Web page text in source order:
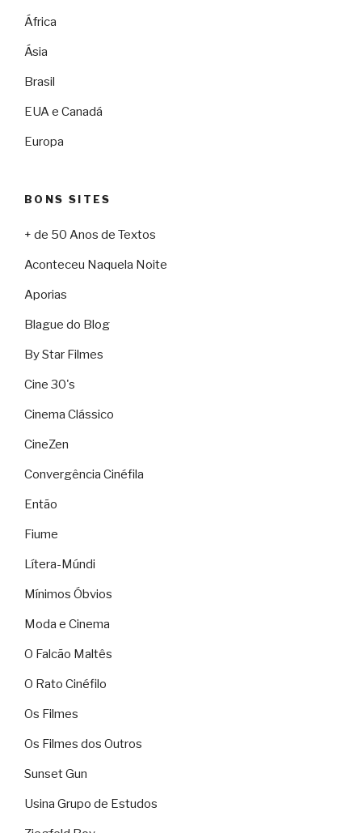
África
Ásia
Brasil
EUA e Canadá
Europa
BONS SITES
+ de 50 Anos de Textos
Aconteceu Naquela Noite
Aporias
Blague do Blog
By Star Filmes
Cine 30's
Cinema Clássico
CineZen
Convergência Cinéfila
Então
Fiume
Lítera-Múndi
Mínimos Óbvios
Moda e Cinema
O Falcão Maltês
O Rato Cinéfilo
Os Filmes
Os Filmes dos Outros
Sunset Gun
Usina Grupo de Estudos